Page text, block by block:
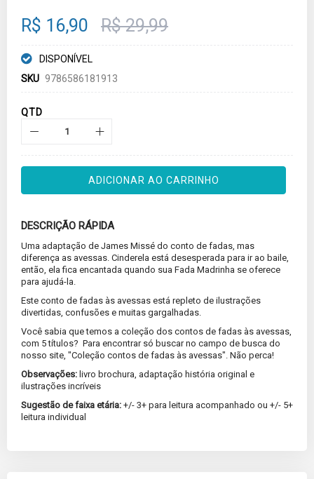
images
galleryR$ 16,90 R$ 29,99
DISPONÍVEL
SKU 9786586181913
QTD
ADICIONAR AO CARRINHO
DESCRIÇÃO RÁPIDA
Uma adaptação de James Missé do conto de fadas, mas
diferença as avessas. Cinderela está desesperada para ir ao baile,
então, ela fica encantada quando sua Fada Madrinha se oferece
para ajudá-la.
Este conto de fadas às avessas está repleto de ilustrações
divertidas, confusões e muitas gargalhadas.
Você sabia que temos a coleção dos contos de fadas às avessas,
com 5 títulos? Para encontrar só buscar no campo de busca do
nosso site, "Coleção contos de fadas às avessas". Não perca!
Observações: livro brochura, adaptação história original e
ilustrações incríveis
Sugestão de faixa etária: +/- 3+ para leitura acompanhado ou +/- 5+
leitura individual